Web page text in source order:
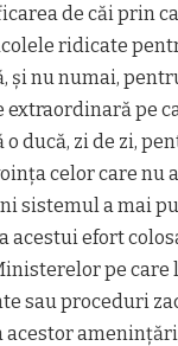
de căi prin
ridicate
și nu numai,
extraordinară pe
o ducă, zi de zi,
celor care nu
sistemul a mai
acestui efort
pe care
sau proceduri
acestor